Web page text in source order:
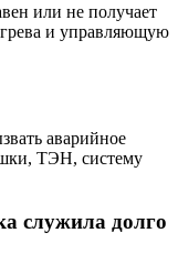
или не получает
и управляющую
аварийное
ТЭН, систему
служила долго